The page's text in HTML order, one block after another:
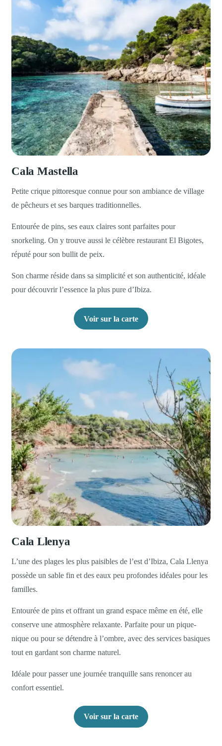
Cala Mastella
Petite crique pittoresque connue pour son ambiance de village
de pêcheurs et ses barques traditionnelles.
Entourée de pins, ses eaux claires sont parfaites pour
snorkeling. On y trouve aussi le célèbre restaurant El Bigotes,
réputé pour son bullit de peix.
Son charme réside dans sa simplicité et son authenticité, idéale
pour découvrir l’essence la plus pure d’Ibiza.
Voir sur la carte
Cala Llenya
L’une des plages les plus paisibles de l’est d’Ibiza, Cala Llenya
possède un sable fin et des eaux peu profondes idéales pour les
familles.
Entourée de pins et offrant un grand espace même en été, elle
conserve une atmosphère relaxante. Parfaite pour un pique-
nique ou pour se détendre à l’ombre, avec des services basiques
tout en gardant son charme naturel.
Idéale pour passer une journée tranquille sans renoncer au
confort essentiel.
Voir sur la carte